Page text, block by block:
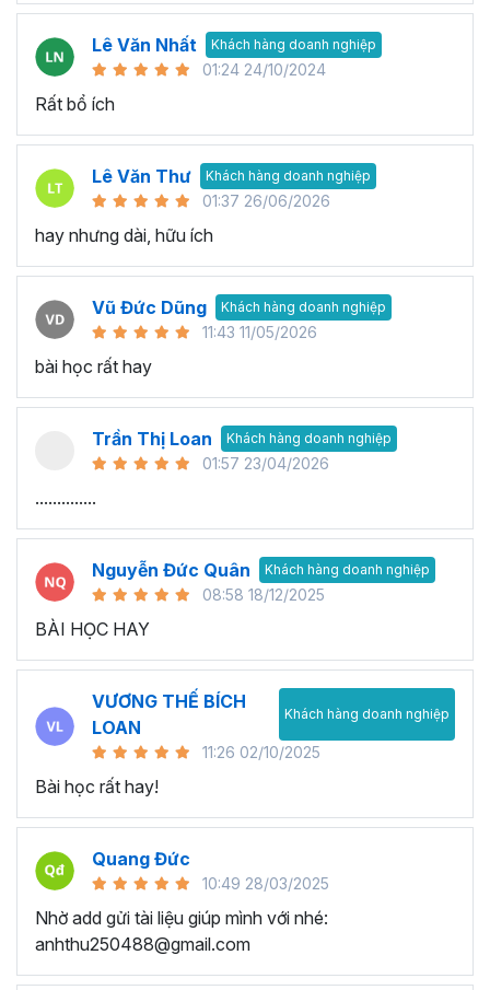
Lê Văn Nhất Khách hàng doanh nghiệp
01:24 24/10/2024
Rất bổ ích
Lê Văn Thư Khách hàng doanh nghiệp
01:37 26/06/2026
hay nhưng dài, hữu ích
Vũ Đức Dũng Khách hàng doanh nghiệp
11:43 11/05/2026
bài học rất hay
Trần Thị Loan Khách hàng doanh nghiệp
01:57 23/04/2026
..............
Nguyễn Đức Quân Khách hàng doanh nghiệp
08:58 18/12/2025
BÀI HỌC HAY
VƯƠNG THẾ BÍCH
LOAN
Khách hàng doanh nghiệp
11:26 02/10/2025
Bài học rất hay!
Quang Đức
10:49 28/03/2025
Nhờ add gửi tài liệu giúp mình với nhé:
anhthu250488@gmail.com